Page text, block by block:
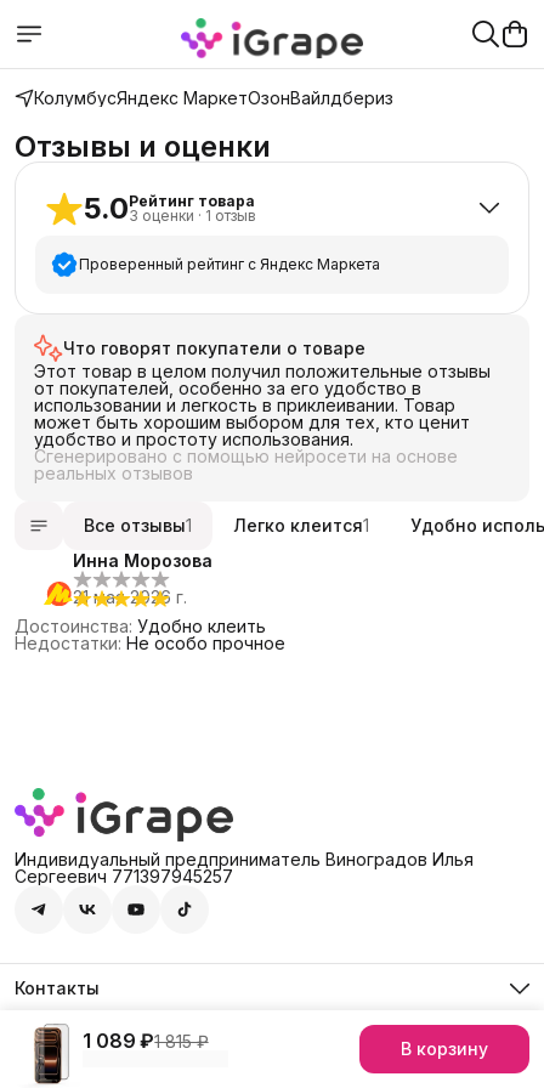
КолумбусЯндекс МаркетОзонВайлдбериз
Отзывы и оценки
5.0Рейтинг товара
3 оценки · 1 отзыв
Проверенный рейтинг с Яндекс Маркета
4 звезды
3 звезды
2 звезды
1 звезда
Что говорят покупатели о товаре
Этот товар в целом получил положительные отзывы
от покупателей, особенно за его удобство в
использовании и легкость в приклеивании. Товар
может быть хорошим выбором для тех, кто ценит
удобство и простоту использования.
Сгенерировано с помощью нейросети на основе
реальных отзывов
Все отзывы1 Легко клеится1
Удобно
Инна Морозова
21 мая 2026 г.
Достоинства: Удобно клеить
Недостатки: Не особо прочное
1 089 ₽1 815 ₽ В корзину
Индивидуальный предприниматель Виноградов Илья
Сергеевич 771397945257
Контакты
Адрес
Россия, 127474, Москва, г. Москва, ул. Дмитровское шоссе,
д. 60А
Телефон
8 (903) 290-03-88
© iGrape Group 2026Оплата Правила возврата